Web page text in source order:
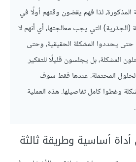
لذا فهم يقضون وقتهم أولًا في
(الجذرية) التي يجب معالجتها، أي أنهم لا
يحددوا المشكلة الحقيقية، وحتى
المشكلة، بل يجلسون قليلًا للتفكير
المحتملة. عندها فقط سوف
وغطوا كامل تفاصيلها. هذه العملية
أساسية وطريقة ثالثة